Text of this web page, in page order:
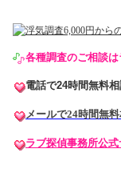
各種調査のご相談
電話で24時間無料
メールで24時間無
ラブ探偵事務所公式